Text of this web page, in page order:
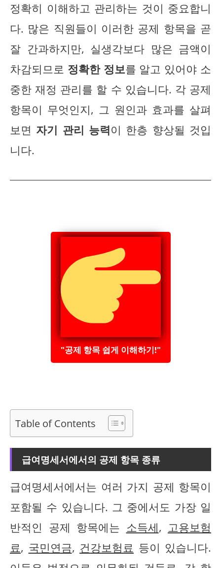
정확히 이해하고 관리하는 것이 중요합니
다. 많은 직원들이 이러한 공제 항목을 곧
잘 간과하지만, 실생각보다 많은 금액이
차감되므로 정확한 정보를 알고 있어야 소
중한 재정 관리를 할 수 있습니다. 각 공제
항목이 무엇인지, 그 원인과 효과를 살펴
보면 자기 관리 능력이 한층 향상될 것입
니다.
"공제 항목 쉽게 이해하기!"
Table of Contents
급여명세서에서의 공제 항목 종류
급여명세서에서는 여러 가지 공제 항목이
포함될 수 있습니다. 그 중에서도 가장 일
반적인 공제 항목에는 소득세, 고용보험
료, 국민연금, 건강보험료 등이 있습니다.